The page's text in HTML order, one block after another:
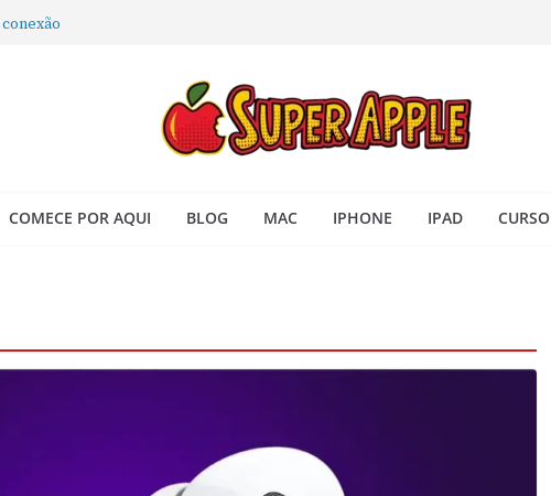
do iPhone: passo a passo para
de Acesso Rápido no Mac
todas as janelas ou aplicativos
do MacBook: passo a passo simples
COMECE POR AQUI BLOG MAC IPHONE IPAD CURSO